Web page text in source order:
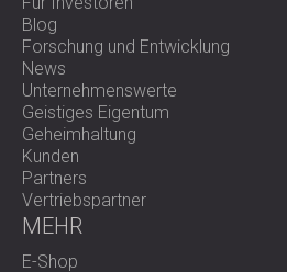
Blog
Forschung und Entwicklung
News
Unternehmenswerte
Geistiges Eigentum
Geheimhaltung
Kunden
Partners
Vertriebspartner
MEHR
E-Shop